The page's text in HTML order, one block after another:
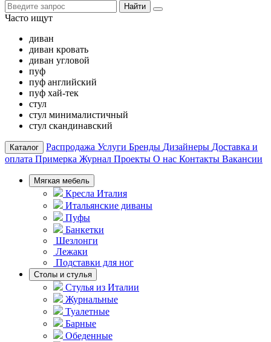
Найти
Часто ищут
диван
диван кровать
диван угловой
пуф
пуф английский
пуф хай-тек
стул
стул минималистичный
стул скандинавский
Каталог Распродажа Услуги Бренды Дизайнеры Доставка и
оплата Примерка Журнал Проекты О нас Контакты Вакансии
Мягкая мебель
Кресла Италия
Итальянские диваны
Пуфы
Банкетки
Шезлонги
Лежаки
Подставки для ног
Столы и стулья
Стулья из Италии
Журнальные
Туалетные
Барные
Обеденные